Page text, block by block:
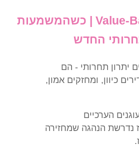
Value-Based Strategy | כשהמשמעות
החדש
יתרון תחרותי - הם
כיוון, ומחזקים אמון,
הערכיים
נדרשת הנהגה שמחזירה